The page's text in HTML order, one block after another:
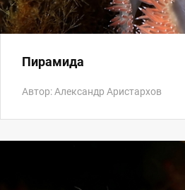
Пирамида
Автор: Александр Аристархов